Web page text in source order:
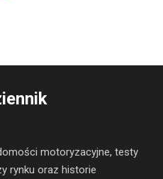
motoryzacyjne, testy
rynku oraz historie